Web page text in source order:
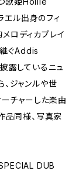
エル出身のフィ
ロディカプレイ
ぐAddis
露しているニュ
ジャンルや世
チャーした楽曲
品同様、写真家
DUB